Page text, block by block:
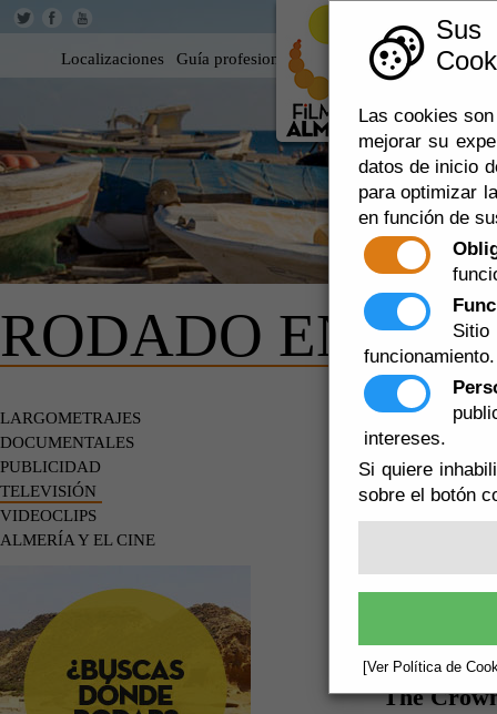
Las cookies
mejorar su
datos de inicio
para optimizar
en función de
funcionamiento.
intereses.
Si quiere
sobre el botón
[Ver Política de
Localizaciones Guía profesional Rodar en Almería 360
RODADO EN
LARGOMETRAJES
DOCUMENTALES
PUBLICIDAD
TELEVISIÓN
VIDEOCLIPS
ALMERÍA Y EL CINE
Escuchar
TITULO
The